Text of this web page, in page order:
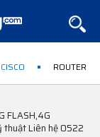
ROUTER
FLASH,4G
thuật Liên hệ 0522